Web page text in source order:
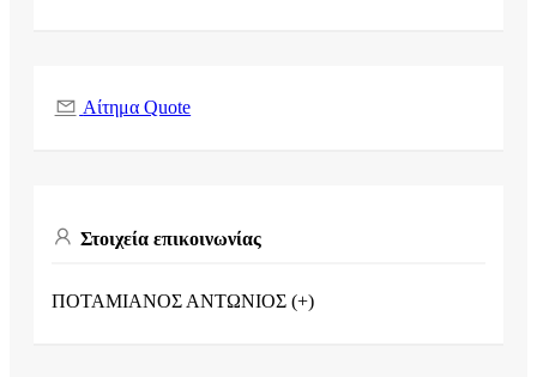
Αίτημα Quote
Στοιχεία επικοινωνίας
ΠΟΤΑΜΙΑΝΟΣ ΑΝΤΩΝΙΟΣ (+)